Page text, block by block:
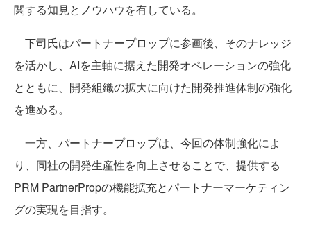
関する知見とノウハウを有している。
下司氏はパートナープロップに参画後、そのナレッジ
を活かし、AIを主軸に据えた開発オペレーションの強化
とともに、開発組織の拡大に向けた開発推進体制の強化
を進める。
一方、パートナープロップは、今回の体制強化によ
り、同社の開発生産性を向上させることで、提供する
PRM PartnerPropの機能拡充とパートナーマーケティン
グの実現を目指す。